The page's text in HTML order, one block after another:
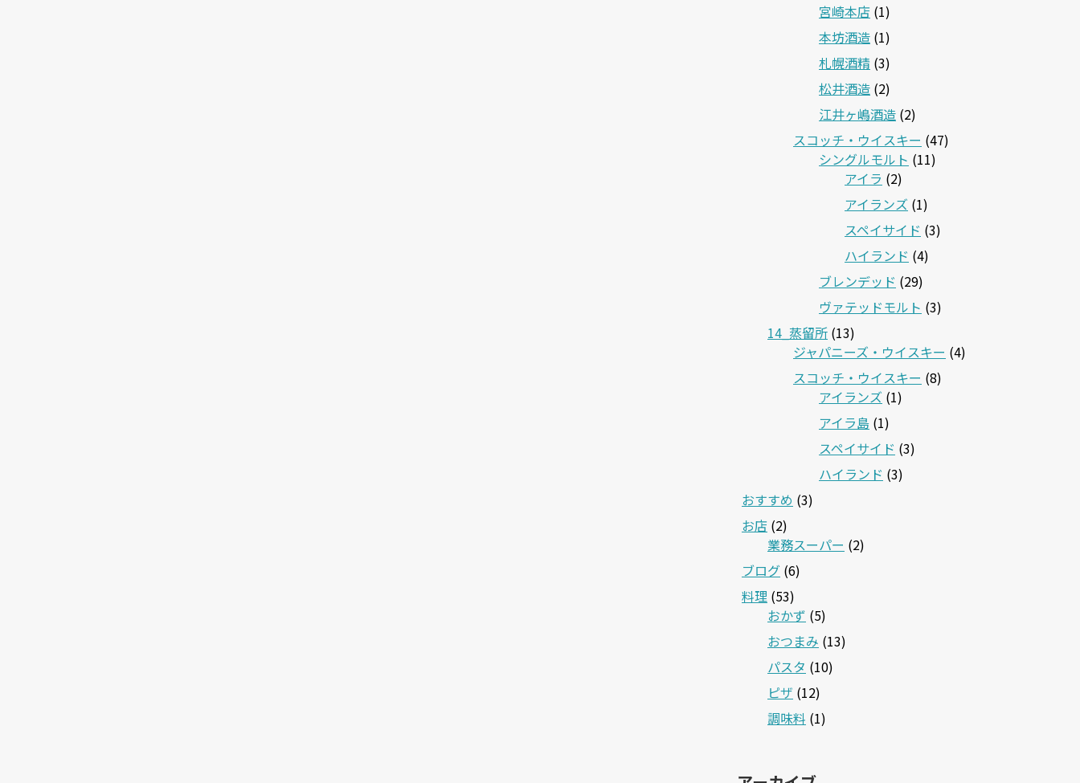
宮崎本店 (1)
本坊酒造 (1)
札幌酒精 (3)
松井酒造 (2)
江井ヶ嶋酒造 (2)
スコッチ・ウイスキー (47)
シングルモルト (11)
アイラ (2)
アイランズ (1)
スペイサイド (3)
ハイランド (4)
ブレンデッド (29)
ヴァテッドモルト (3)
14_蒸留所 (13)
ジャパニーズ・ウイスキー (4)
スコッチ・ウイスキー (8)
アイランズ (1)
アイラ島 (1)
スペイサイド (3)
ハイランド (3)
おすすめ (3)
お店 (2)
業務スーパー (2)
ブログ (6)
料理 (53)
おかず (5)
おつまみ (13)
パスタ (10)
ピザ (12)
調味料 (1)